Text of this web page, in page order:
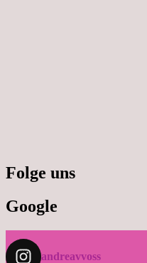
Folge uns
Google
andreavvoss